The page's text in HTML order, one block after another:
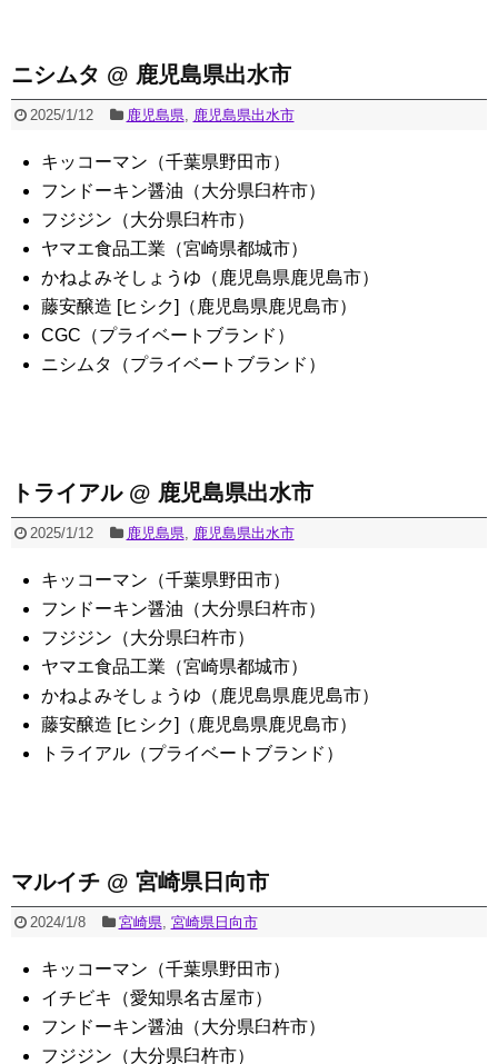
ニシムタ @ 鹿児島県出水市
2025/1/12 鹿児島県, 鹿児島県出水市
キッコーマン（千葉県野田市）
フンドーキン醤油（大分県臼杵市）
フジジン（大分県臼杵市）
ヤマエ食品工業（宮崎県都城市）
かねよみそしょうゆ（鹿児島県鹿児島市）
藤安醸造 [ヒシク]（鹿児島県鹿児島市）
CGC（プライベートブランド）
ニシムタ（プライベートブランド）
トライアル @ 鹿児島県出水市
2025/1/12 鹿児島県, 鹿児島県出水市
キッコーマン（千葉県野田市）
フンドーキン醤油（大分県臼杵市）
フジジン（大分県臼杵市）
ヤマエ食品工業（宮崎県都城市）
かねよみそしょうゆ（鹿児島県鹿児島市）
藤安醸造 [ヒシク]（鹿児島県鹿児島市）
トライアル（プライベートブランド）
マルイチ @ 宮崎県日向市
2024/1/8 宮崎県, 宮崎県日向市
キッコーマン（千葉県野田市）
イチビキ（愛知県名古屋市）
フンドーキン醤油（大分県臼杵市）
フジジン（大分県臼杵市）